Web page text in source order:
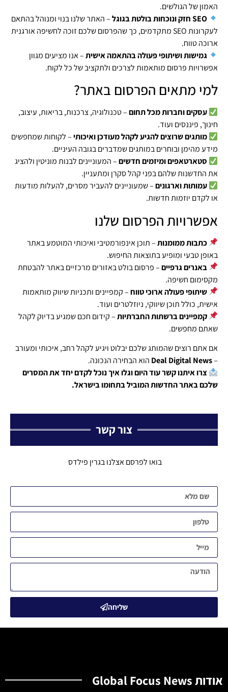
האמון של הגולשים.
SEO חזק ונוכחות בולטת בגוגל
– האתר שלנו בנוי ומנוהל בהתאם
לעקרונות SEO מתקדמים, כך שהפרסום שלכם זוכה לחשיפה אורגנית
ארוכה טווח.
גמישות ושיתופי פעולה בהתאמה אישית– אנו מציעים מגוון
אפשרויות פרסום מותאמות לצרכים ולתקציב של כל לקוח.
למי מתאים הפרסום באתר?
עסקים וחברות מכל תחום– טכנולוגיה, צרכנות, בריאות, עיצוב,
חינוך, פיננסים ועוד.
מותגים שרוצים להגיע לקהל מעודכן ואיכותי– לקוחות שמחפשים
מידע מהימן ובוחרים במותגים שמדברים בגובה העיניים.
סטארטאפים ומיזמים חדשים– המעוניינים לבנות מוניטין ולהציג
את החדשנות שלהם בפני קהל סקרן ומתעניין.
עמותות וארגונים– שמעוניינים להעביר מסרים, להעלות מודעות
או לקדם יוזמות חדשות.
אפשרויות הפרסום שלנו
כתבות ממומנות– תוכן אינפורמטיבי ואיכותי המוטמע באתר
באופן טבעי ומופיע בתוצאות החיפוש.
באנרים גרפיים– פרסום בולט באזורים מרכזיים באתר להבטחת
מקסימום חשיפה.
שיתופי פעולה ארוכי טווח– קמפיינים ותכניות שיווק מותאמות
אישית, כולל תוכן שיווקי, ניוזלטרים ועוד.
קמפיינים ברשתות החברתיות– קידום חכם שמגיע בדיוק לקהל
שאתם מחפשים.
אם אתם רוצים שהמותג שלכם יבלוט ויגיע לקהל רחב, איכותי ומעורב
–
Deal Digital News הוא הבחירה הנכונה.
צרו איתנו קשר עוד היום וגלו איך נוכל לקדם יחד את המסרים
שלכם באתר החדשות המוביל בתחומו בישראל.
צור קשר
בואו לפרסם אצלנו בגרין פילדס
שליחה
אודות Global Focus News